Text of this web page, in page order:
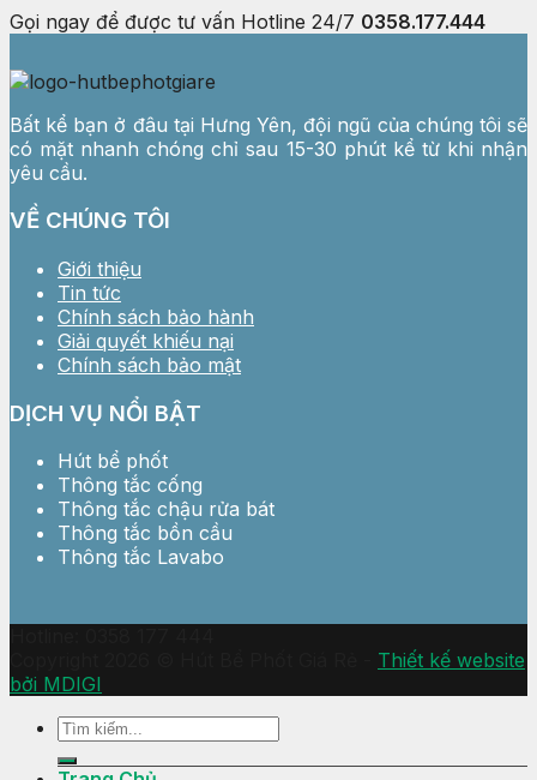
Gọi ngay để được tư vấn Hotline 24/7 0358.177.444
Bất kể bạn ở đâu tại Hưng Yên, đội ngũ của chúng tôi sẽ
có mặt nhanh chóng chỉ sau 15-30 phút kể từ khi nhận
yêu cầu.
VỀ CHÚNG TÔI
Giới thiệu
Tin tức
Chính sách bảo hành
Giải quyết khiếu nại
Chính sách bảo mật
DỊCH VỤ NỔI BẬT
Hút bể phốt
Thông tắc cống
Thông tắc chậu rửa bát
Thông tắc bồn cầu
Thông tắc Lavabo
Thiết kế website
bởi MDIGI